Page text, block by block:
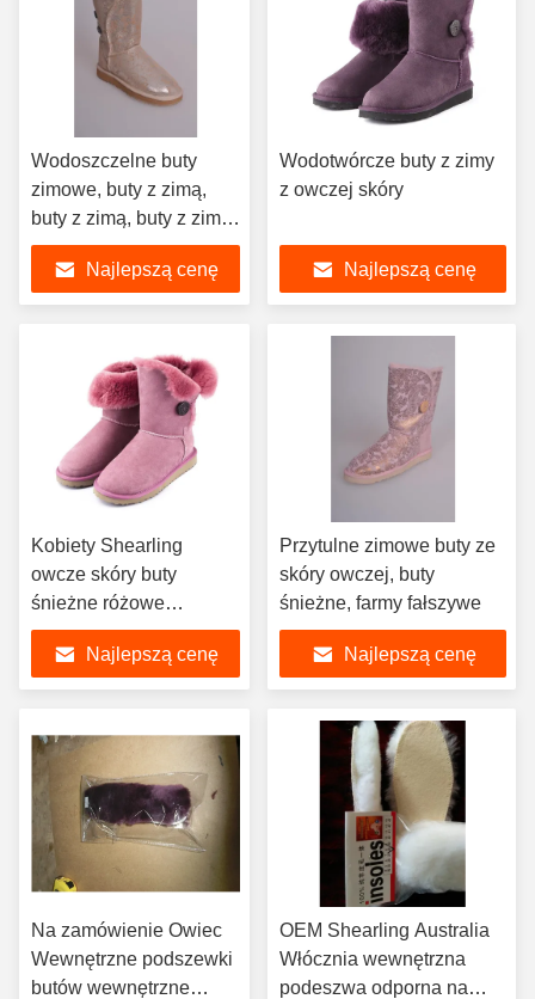
Wodoszczelne buty
zimowe, buty z zimą,
buty z zimą, buty z zimą,
buty z zimą, buty z zimą
Najlepszą cenę
Wodotwórcze buty z zimy
z owczej skóry
Najlepszą cenę
Kobiety Shearling
owcze skóry buty
śnieżne różowe
dostosowane
Najlepszą cenę
Przytulne zimowe buty ze
skóry owczej, buty
śnieżne, farmy fałszywe
Najlepszą cenę
Na zamówienie Owiec
Wewnętrzne podszewki
butów wewnętrzne
OEM Shearling Australia
Włócznia wewnętrzna
podeszwa odporna na